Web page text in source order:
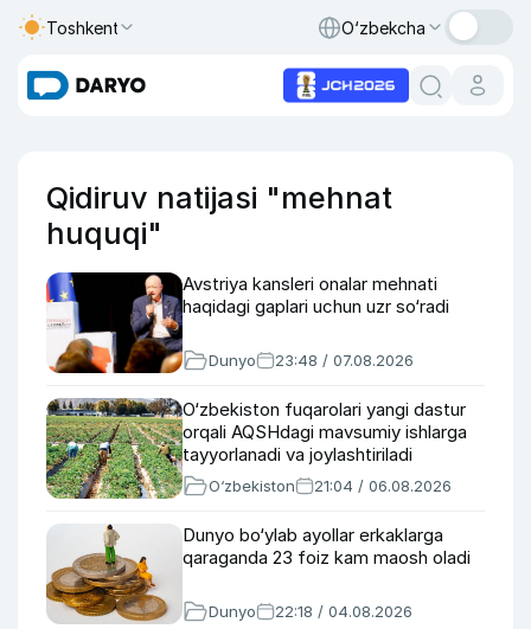
Toshkent O‘zbekcha
Qidiruv natijasi "mehnat
huquqi"
Avstriya kansleri onalar mehnati
haqidagi gaplari uchun uzr so‘radi
Dunyo 23:48 / 07.08.2026
O‘zbekiston fuqarolari yangi dastur
orqali AQSHdagi mavsumiy ishlarga
tayyorlanadi va joylashtiriladi
O‘zbekiston 21:04 / 06.08.2026
Dunyo bo‘ylab ayollar erkaklarga
qaraganda 23 foiz kam maosh oladi
Dunyo 22:18 / 04.08.2026